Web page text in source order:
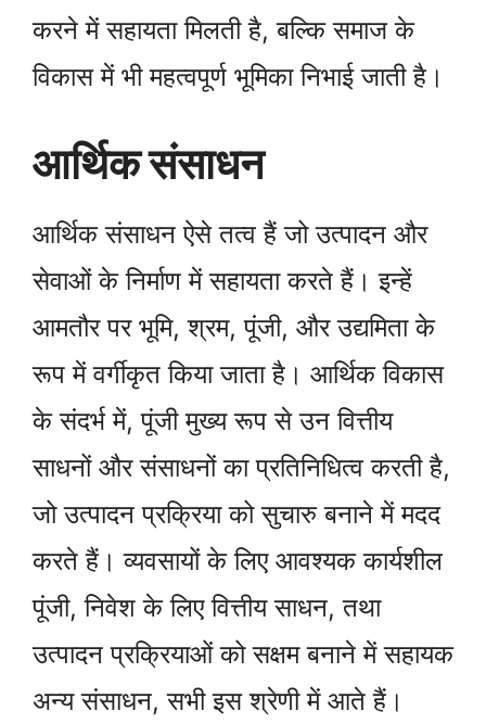
करने में सहायता मिलती है, बल्कि समाज के
विकास में भी महत्वपूर्ण भूमिका निभाई जाती है।
आर्थिक संसाधन
आर्थिक संसाधन ऐसे तत्व हैं जो उत्पादन और
सेवाओं के निर्माण में सहायता करते हैं। इन्हें
आमतौर पर भूमि, श्रम, पूंजी, और उद्यमिता के
रूप में वर्गीकृत किया जाता है। आर्थिक विकास
के संदर्भ में, पूंजी मुख्य रूप से उन वित्तीय
साधनों और संसाधनों का प्रतिनिधित्व करती है,
जो उत्पादन प्रक्रिया को सुचारु बनाने में मदद
करते हैं। व्यवसायों के लिए आवश्यक कार्यशील
पूंजी, निवेश के लिए वित्तीय साधन, तथा
उत्पादन प्रक्रियाओं को सक्षम बनाने में सहायक
अन्य संसाधन, सभी इस श्रेणी में आते हैं।